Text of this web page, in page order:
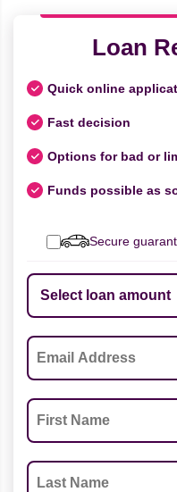
Loan
Quick online
Fast decision
Options for bad or
Funds possible as
Secure